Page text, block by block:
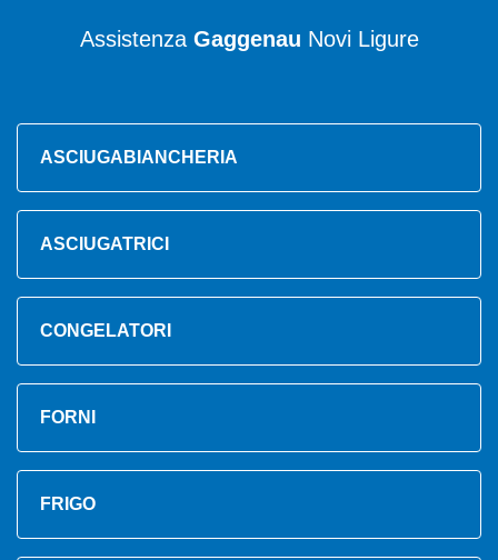
Assistenza Gaggenau Novi Ligure
ASCIUGABIANCHERIA
ASCIUGATRICI
CONGELATORI
FORNI
FRIGO